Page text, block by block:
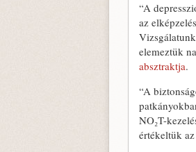
“A
az
elemeztük
absztraktja.
“A
NO₂T-
értékeltük